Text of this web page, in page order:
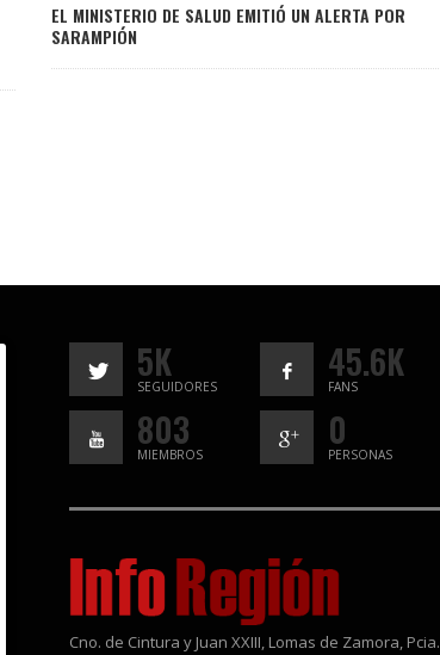
EL MINISTERIO DE SALUD EMITIÓ UN ALERTA POR
SARAMPIÓN
5K
SEGUIDORES
45.6K
FANS
803
MIEMBROS
0
PERSONAS
Cno. de Cintura y Juan XXIII, Lomas de Zamora, Pcia.